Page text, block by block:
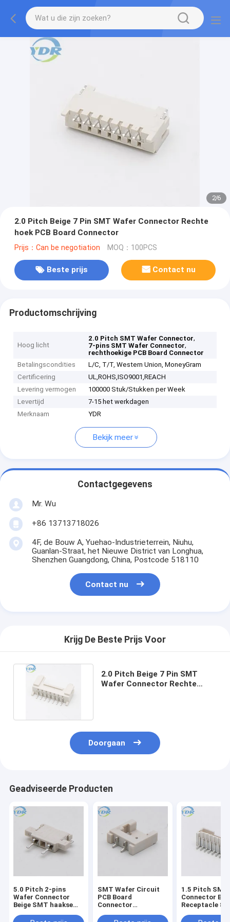
2/6
2.0 Pitch Beige 7 Pin SMT Wafer Connector Rechte
hoek PCB Board Connector
Prijs：Can be negotiation MOQ：100PCS
Beste prijs Contact nu
Productomschrijving
Hoog licht
2.0 Pitch SMT Wafer Connector,
7-pins SMT Wafer Connector,
rechthoekige PCB Board Connector
Betalingscondities
L/C, T/T, Western Union, MoneyGram
Certificering
UL,ROHS,ISO9001,REACH
Levering vermogen
100000 Stuk/Stukken per Week
Levertijd
7-15 het werkdagen
Merknaam
YDR
Bekijk meer
Contactgegevens
Mr. Wu
+86 13713718026
4F, de Bouw A, Yuehao-Industrieterrein, Niuhu,
Guanlan-Straat, het Nieuwe District van Longhua,
Shenzhen Guangdong, China, Postcode 518110
Contact nu
Krijg De Beste Prijs Voor
2.0 Pitch Beige 7 Pin SMT
Wafer Connector Rechte
Doorgaan
Geadviseerde Producten
5.0 Pitch 2-pins
Wafer Connector
Beige SMT haakse
Connector
SMT Wafer Circuit
PCB Board
Connector
Beige Receptacle 2
1.5 Pitch SMT
Connector
Receptacle 8P
Connector